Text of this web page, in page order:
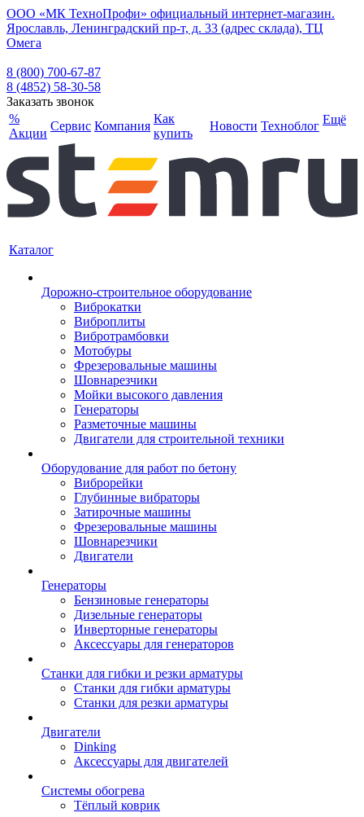
ООО «МК ТехноПрофи» официальный интернет-магазин.
Ярославль, Ленинградский пр-т, д. 33 (адрес склада), ТЦ
Омега
8 (800) 700-67-87
8 (4852) 58-30-58
Заказать звонок
%
Акции
Сервис Компания
Как
купить
Новости Техноблог Ещё
Каталог
Дорожно-строительное оборудование
Виброкатки
Виброплиты
Вибротрамбовки
Мотобуры
Фрезеровальные машины
Шовнарезчики
Мойки высокого давления
Генераторы
Разметочные машины
Двигатели для строительной техники
Оборудование для работ по бетону
Виброрейки
Глубинные вибраторы
Затирочные машины
Фрезеровальные машины
Шовнарезчики
Двигатели
Генераторы
Бензиновые генераторы
Дизельные генераторы
Инверторные генераторы
Аксессуары для генераторов
Станки для гибки и резки арматуры
Станки для гибки арматуры
Станки для резки арматуры
Двигатели
Dinking
Аксессуары для двигателей
Системы обогрева
Тёплый коврик